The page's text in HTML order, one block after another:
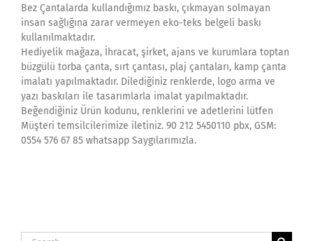
Bez Çantalarda kullandığımız baskı, çıkmayan solmayan
insan sağlığına zarar vermeyen eko-teks belgeli baskı
kullanılmaktadır.
Hediyelik mağaza, İhracat, şirket, ajans ve kurumlara toptan
büzgülü torba çanta, sırt çantası, plaj çantaları, kamp çanta
imalatı yapılmaktadır. Dilediğiniz renklerde, logo arma ve
yazı baskıları ile tasarımlarla imalat yapılmaktadır.
Beğendiğiniz Ürün kodunu, renklerini ve adetlerini lütfen
Müşteri temsilcilerimize iletiniz. 90 212 5450110 pbx, GSM:
0554 576 67 85 whatsapp Saygılarımızla.
Search